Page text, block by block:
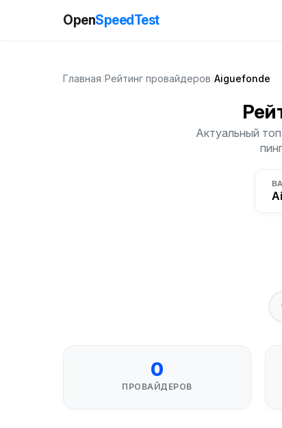
OpenSpeedTest
Главная Рейтинг провайдеров Aiguefonde
Актуальный
0
ПРОВАЙДЕРОВ